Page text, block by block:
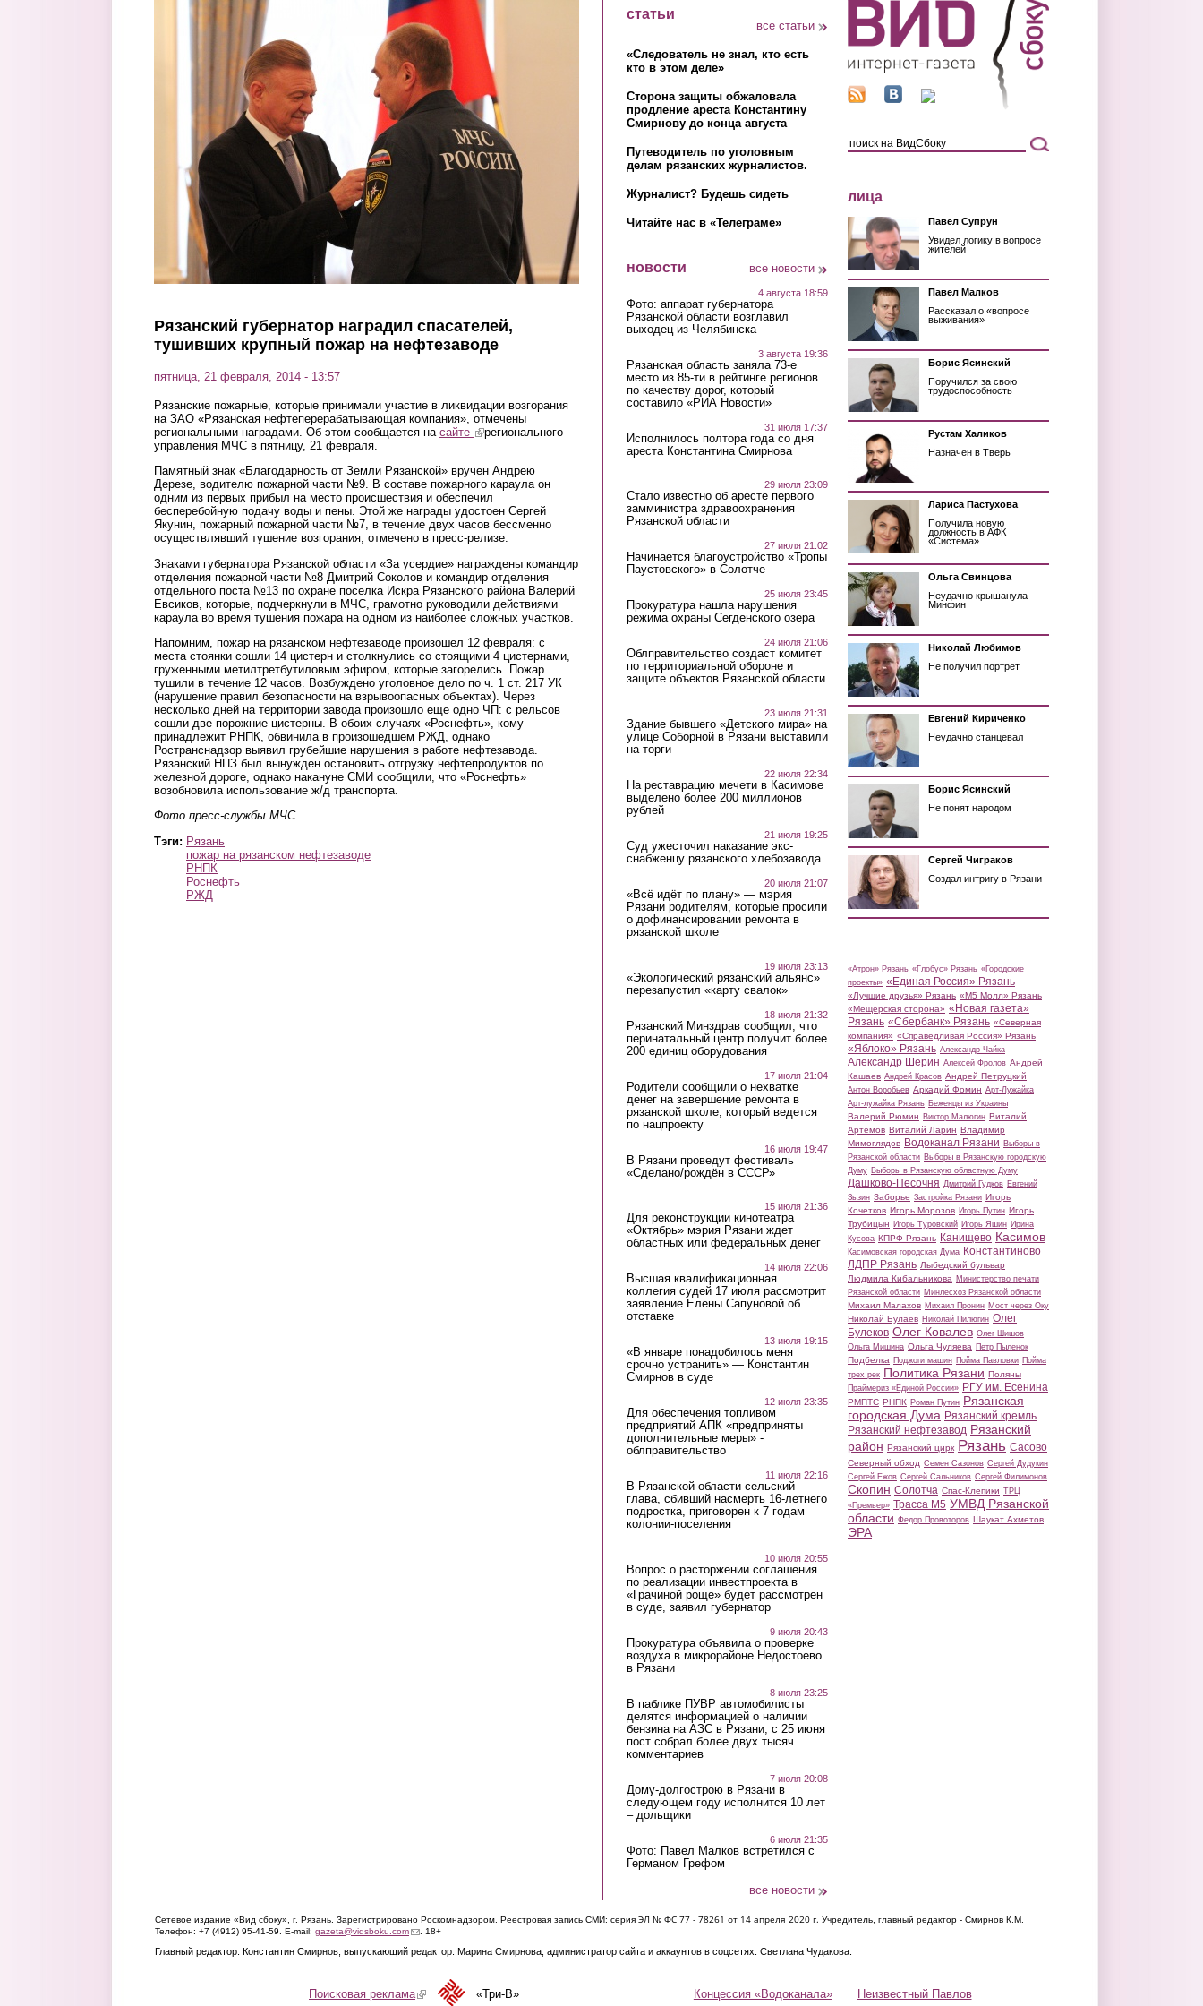
Рязанский губернатор наградил спасателей,
тушивших крупный пожар на нефтезаводе
пятница, 21 февраля, 2014 - 13:57
Рязанские пожарные, которые принимали участие в ликвидации возгорания
на ЗАО «Рязанская нефтеперерабатывающая компания», отмечены
региональными наградами. Об этом сообщается на сайте (link is external)
регионального
управления МЧС в пятницу, 21 февраля.
Памятный знак «Благодарность от Земли Рязанской» вручен Андрею
Дерезе, водителю пожарной части №9. В составе пожарного караула он
одним из первых прибыл на место происшествия и обеспечил
бесперебойную подачу воды и пены. Этой же награды удостоен Сергей
Якунин, пожарный пожарной части №7, в течение двух часов бессменно
осуществлявший тушение возгорания, отмечено в пресс-релизе.
Знаками губернатора Рязанской области «За усердие» награждены командир
отделения пожарной части №8 Дмитрий Соколов и командир отделения
отдельного поста №13 по охране поселка Искра Рязанского района Валерий
Евсиков, которые, подчеркнули в МЧС, грамотно руководили действиями
караула во время тушения пожара на одном из наиболее сложных участков.
Напомним, пожар на рязанском нефтезаводе произошел 12 февраля: с
места стоянки сошли 14 цистерн и столкнулись со стоящими 4 цистернами,
груженными метилтретбутиловым эфиром, которые загорелись. Пожар
тушили в течение 12 часов. Возбуждено уголовное дело по ч. 1 ст. 217 УК
(нарушение правил безопасности на взрывоопасных объектах). Через
несколько дней на территории завода произошло еще одно ЧП: с рельсов
сошли две порожние цистерны. В обоих случаях «Роснефть», кому
принадлежит РНПК, обвинила в произошедшем РЖД, однако
Ространснадзор выявил грубейшие нарушения в работе нефтезавода.
Рязанский НПЗ был вынужден остановить отгрузку нефтепродуктов по
железной дороге, однако накануне СМИ сообщили, что «Роснефть»
возобновила использование ж/д транспорта.
Фото пресс-службы МЧС
Тэги: Рязань
пожар на рязанском нефтезаводе
РНПК
Роснефть
РЖД
статьи
все статьи
«Следователь не знал, кто есть
кто в этом деле»
Сторона защиты обжаловала
продление ареста Константину
Смирнову до конца августа
Путеводитель по уголовным
делам рязанских журналистов.
Журналист? Будешь сидеть
Читайте нас в «Телеграме»
новости все новости
4 августа 18:59
Фото: аппарат губернатора
Рязанской области возглавил
выходец из Челябинска
3 августа 19:36
Рязанская область заняла 73-е
место из 85-ти в рейтинге регионов
по качеству дорог, который
составило «РИА Новости»
31 июля 17:37
Исполнилось полтора года со дня
ареста Константина Смирнова
29 июля 23:09
Стало известно об аресте первого
замминистра здравоохранения
Рязанской области
27 июля 21:02
Начинается благоустройство «Тропы
Паустовского» в Солотче
25 июля 23:45
Прокуратура нашла нарушения
режима охраны Сегденского озера
24 июля 21:06
Облправительство создаст комитет
по территориальной обороне и
защите объектов Рязанской области
23 июля 21:31
Здание бывшего «Детского мира» на
улице Соборной в Рязани выставили
на торги
22 июля 22:34
На реставрацию мечети в Касимове
выделено более 200 миллионов
рублей
21 июля 19:25
Суд ужесточил наказание экс-
снабженцу рязанского хлебозавода
20 июля 21:07
«Всё идёт по плану» — мэрия
Рязани родителям, которые просили
о дофинансировании ремонта в
рязанской школе
19 июля 23:13
«Экологический рязанский альянс»
перезапустил «карту свалок»
18 июля 21:32
Рязанский Минздрав сообщил, что
перинатальный центр получит более
200 единиц оборудования
17 июля 21:04
Родители сообщили о нехватке
денег на завершение ремонта в
рязанской школе, который ведется
по нацпроекту
16 июля 19:47
В Рязани проведут фестиваль
«Сделано/рождён в СССР»
15 июля 21:36
Для реконструкции кинотеатра
«Октябрь» мэрия Рязани ждет
областных или федеральных денег
14 июля 22:06
Высшая квалификационная
коллегия судей 17 июля рассмотрит
заявление Елены Сапуновой об
отставке
13 июля 19:15
«В январе понадобилось меня
срочно устранить» — Константин
Смирнов в суде
12 июля 23:35
Для обеспечения топливом
предприятий АПК «предприняты
дополнительные меры» -
облправительство
11 июля 22:16
В Рязанской области сельский
глава, сбивший насмерть 16-летнего
подростка, приговорен к 7 годам
колонии-поселения
10 июля 20:55
Вопрос о расторжении соглашения
по реализации инвестпроекта в
«Грачиной роще» будет рассмотрен
в суде, заявил губернатор
9 июля 20:43
Прокуратура объявила о проверке
воздуха в микрорайоне Недостоево
в Рязани
8 июля 23:25
В паблике ПУВР автомобилисты
делятся информацией о наличии
бензина на АЗС в Рязани, с 25 июня
пост собрал более двух тысяч
комментариев
7 июля 20:08
Дому-долгострою в Рязани в
следующем году исполнится 10 лет
– дольщики
6 июля 21:35
Фото: Павел Малков встретился с
Германом Грефом
все новости
лица
Павел Супрун
Увидел логику в вопросе
жителей
Павел Малков
Рассказал о «вопросе
выживания»
Борис Ясинский
Поручился за свою
трудоспособность
Рустам Халиков
Назначен в Тверь
Лариса Пастухова
Получила новую
должность в АФК
«Система»
Ольга Свинцова
Неудачно крышанула
Минфин
Николай Любимов
Не получил портрет
Евгений Кириченко
Неудачно станцевал
Борис Ясинский
Не понят народом
Сергей Чиграков
Создал интригу в Рязани
«Атрон» Рязань «Глобус» Рязань «Городские
проекты» «Единая Россия» Рязань
«Лучшие друзья» Рязань «М5 Молл» Рязань
«Мещерская сторона» «Новая газета»
Рязань «Сбербанк» Рязань «Северная
компания» «Справедливая Россия» Рязань
«Яблоко» Рязань Александр Чайка
Александр Шерин Алексей Фролов Андрей
Кашаев Андрей Красов Андрей Петруцкий
Антон Воробьев Аркадий Фомин Арт-Лужайка
Арт-лужайка Рязань Беженцы из Украины
Валерий Рюмин Виктор Малюгин Виталий
Артемов Виталий Ларин Владимир
Мимоглядов Водоканал Рязани Выборы в
Рязанской области Выборы в Рязанскую городскую
Думу Выборы в Рязанскую областную Думу
Дашково-Песочня Дмитрий Гудков Евгений
Зызин Заборье Застройка Рязани Игорь
Кочетков Игорь Морозов Игорь Путин Игорь
Трубицын Игорь Туровский Игорь Яшин Ирина
Кусова КПРФ Рязань Канищево Касимов
Касимовская городская Дума Константиново
ЛДПР Рязань Лыбедский бульвар
Людмила Кибальникова Министерство печати
Рязанской области Минлесхоз Рязанской области
Михаил Малахов Михаил Пронин Мост через Оку
Николай Булаев Николай Пилюгин Олег
Булеков Олег Ковалев Олег Шишов
Ольга Мишина Ольга Чуляева Петр Пыленок
Подбелка Поджоги машин Пойма Павловки Пойма
трех рек Политика Рязани Поляны
Праймериз «Единой России» РГУ им. Есенина
РМПТС РНПК Роман Путин Рязанская
городская Дума Рязанский кремль
Рязанский нефтезавод Рязанский
район Рязанский цирк Рязань Сасово
Северный обход Семен Сазонов Сергей Дудукин
Сергей Ежов Сергей Сальников Сергей Филимонов
Скопин Солотча Спас-Клепики ТРЦ
«Премьер» Трасса М5 УМВД Рязанской
области Федор Провоторов Шаукат Ахметов
ЭРА
Сетевое издание «Вид сбоку», г. Рязань. Зарегистрировано Роскомнадзором. Реестровая запись СМИ: серия ЭЛ № ФС 77 - 78261 от 14 апреля 2020 г. Учредитель, главный редактор - Смирнов К.М.
Телефон: +7 (4912) 95-41-59. E-mail: gazeta@vidsboku.com(link sends e-mail)
. 18+
Главный редактор: Константин Смирнов, выпускающий редактор: Марина Смирнова, администратор сайта и аккаунтов в соцсетях: Светлана Чудакова.
Концессия «Водоканала» Неизвестный Павлов
Поисковая реклама(link is external)«Три-В»